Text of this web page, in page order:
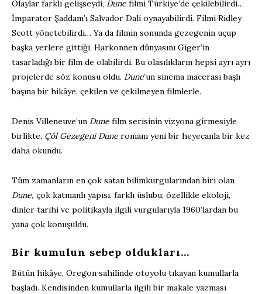
Olaylar farklı gelişseydi, Dune filmi Türkiye’de çekilebilirdi…
İmparator Şaddam’ı Salvador Dali oynayabilirdi. Filmi Ridley
Scott yönetebilirdi… Ya da filmin sonunda gezegenin uçup
başka yerlere gittiği, Harkonnen dünyasını Giger’in
tasarladığı bir film de olabilirdi. Bu olasılıkların hepsi ayrı ayrı
projelerde söz konusu oldu. Dune’un sinema macerası başlı
başına bir hikâye, çekilen ve çekilmeyen filmlerle.
Denis Villeneuve’un Dune film serisinin vizyona girmesiyle
birlikte, Çöl Gezegeni Dune romanı yeni bir heyecanla bir kez
daha okundu.
Tüm zamanların en çok satan bilimkurgularından biri olan
Dune, çok katmanlı yapısı, farklı üslubu, özellikle ekoloji,
dinler tarihi ve politikayla ilgili vurgularıyla 1960’lardan bu
yana çok konuşuldu.
Bir kumulun sebep oldukları…
Bütün hikâye, Oregon sahilinde otoyolu tıkayan kumullarla
başladı. Kendisinden kumullarla ilgili bir makale yazması